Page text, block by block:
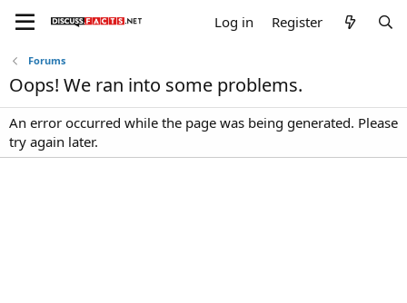
Log in Register
Forums
Oops! We ran into some problems.
An error occurred while the page was being generated. Please
try again later.